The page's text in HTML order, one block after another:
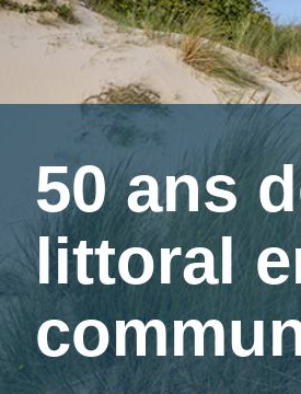
50 ans
littoral